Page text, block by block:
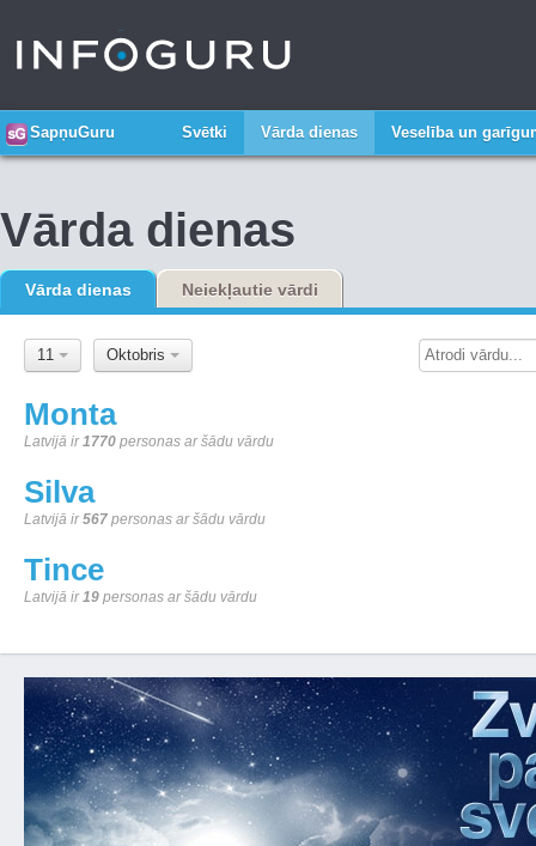
SapņuGuru Svētki Vārda dienas Veselība un
Vārda dienas
Vārda dienas Neiekļautie vārdi
11 Oktobris
Monta
Latvijā ir1770 personas ar šādu vārdu
Silva
Latvijā ir567 personas ar šādu vārdu
Tince
Latvijā ir19 personas ar šādu vārdu